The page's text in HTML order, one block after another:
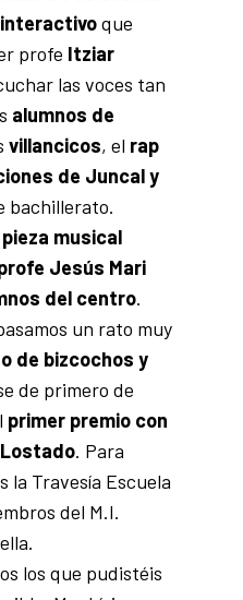
que
profe Itziar
las voces tan
alumnos de
villancicos, el rap
de Juncal y
bachillerato.
pieza musical
Jesús Mari
del centro.
un rato muy
de bizcochos y
de primero de
primer premio con
. Para
la Travesía Escuela
del M.I.
los que pudistéis